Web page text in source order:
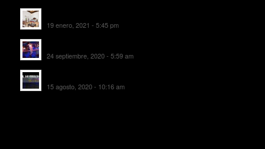
19 enero, 2021 - 5:45 pm
24 septiembre, 2020 - 5:59 am
15 agosto, 2020 - 10:16 am